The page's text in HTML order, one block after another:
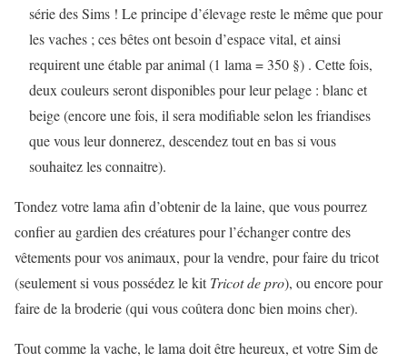
série des Sims ! Le principe d’élevage reste le même que pour
les vaches ; ces bêtes ont besoin d’espace vital, et ainsi
requirent une étable par animal (1 lama = 350 §) . Cette fois,
deux couleurs seront disponibles pour leur pelage : blanc et
beige (encore une fois, il sera modifiable selon les friandises
que vous leur donnerez, descendez tout en bas si vous
souhaitez les connaitre).
Tondez votre lama afin d’obtenir de la laine, que vous pourrez
confier au gardien des créatures pour l’échanger contre des
vêtements pour vos animaux, pour la vendre, pour faire du tricot
(seulement si vous possédez le kitTricot de pro), ou encore pour
faire de la broderie (qui vous coûtera donc bien moins cher).
Tout comme la vache, le lama doit être heureux, et votre Sim de